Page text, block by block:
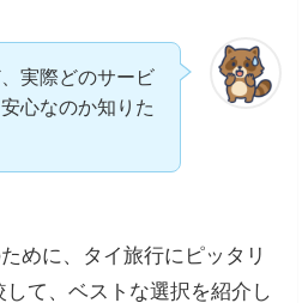
実際どのサービ
心なのか知りた
めに、タイ旅行にピッタリ
て、ベストな選択を紹介し